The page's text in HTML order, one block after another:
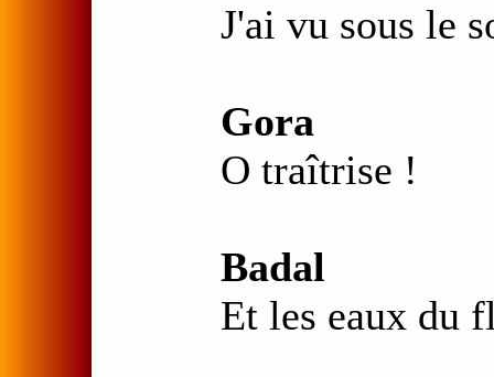
J'ai vu sous le
Gora
O traîtrise !
Badal
Et les eaux du